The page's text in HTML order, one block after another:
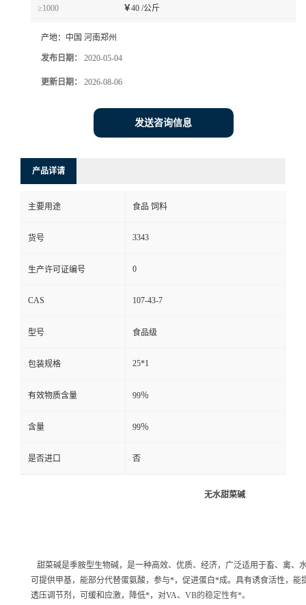
≥1000 ￥40 /公斤
产地： 中国 河南郑州
发布日期： 2020-05-04
更新日期： 2026-08-06
发送咨询信息
产品详请
主要用途 食品 饲料
货号 3343
生产许可证编号 0
CAS 107-43-7
型号 食品级
包装规格 25*1
有效物质含量 99％
含量 99％
是否进口 否
无水甜菜碱
甜菜碱是季胺型生物碱，是一种高效、优质、经济，广泛适用于畜、禽、
可提供甲基，能部分代替蛋氨酸，参与*，促进蛋白*成。具有诱食活性，能
透压调节剂，可缓和应激，降低*，对VA、VB的稳定性有*。